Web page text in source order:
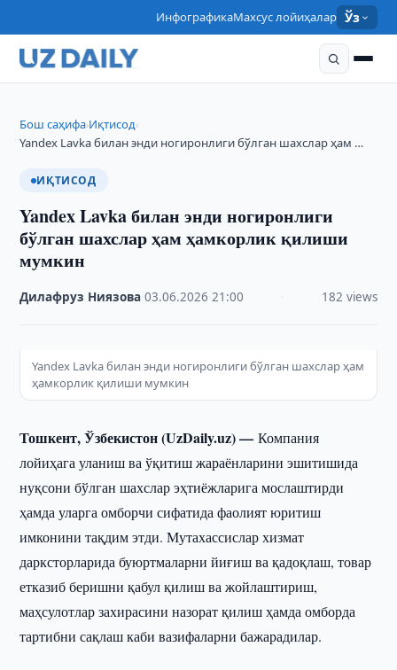
ИнфографикаМахсус лойиҳалар Ўз
Бош саҳифа›Иқтисод›
Yandex Lavka билан энди ногиронлиги бўлган шахслар ҳам …
ИҚТИСОД
Yandex Lavka билан энди ногиронлиги
бўлган шахслар ҳам ҳамкорлик қилиши
мумкин
Дилафруз Ниязова ·03.06.2026 ·21:00 182 views
Yandex Lavka билан энди ногиронлиги бўлган шахслар ҳам
ҳамкорлик қилиши мумкин
Тошкент, Ўзбекистон (UzDaily.uz) —Компания
лойиҳага уланиш ва ўқитиш жараёнларини эшитишида
нуқсони бўлган шахслар эҳтиёжларига мослаштирди
ҳамда уларга омборчи сифатида фаолият юритиш
имконини тақдим этди. Мутахассислар хизмат
дарксторларида буюртмаларни йиғиш ва қадоқлаш, товар
етказиб беришни қабул қилиш ва жойлаштириш,
маҳсулотлар захирасини назорат қилиш ҳамда омборда
тартибни сақлаш каби вазифаларни бажарадилар.